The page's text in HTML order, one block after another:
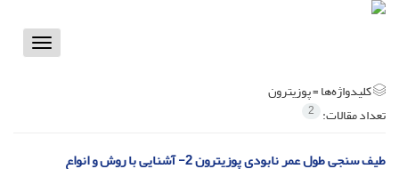
Toggle
کلیدواژه‌ها =پوزیترون
تعداد مقالات: 2
طیف سنجی طول عمر نابودی پوزیترون 2- آشنایی با روش و انواع